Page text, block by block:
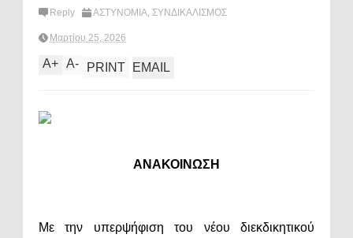
Reply ΑΣΤΥΝΟΜΙΑ, ΣΥΝΔΙΚΑΛΙΣΜΟΣ
Μαρτίου 25, 2026
A+ A- PRINT EMAIL
ΑΝΑΚΟΙΝΩΣΗ
Με την υπερψήφιση του νέου διεκδικητικού